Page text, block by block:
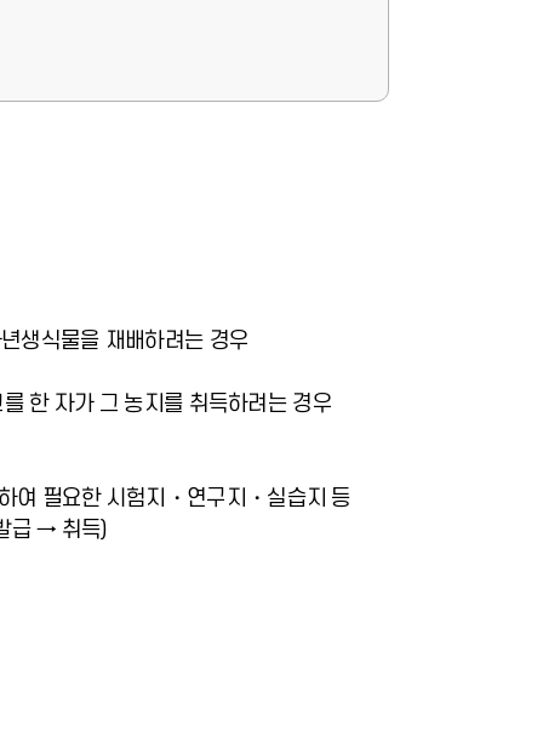
생식물을 재배하려는 경우
한 자가 그 농지를 취득하려는 경우
여 필요한 시험지・연구지・실습지 등
급 → 취득)